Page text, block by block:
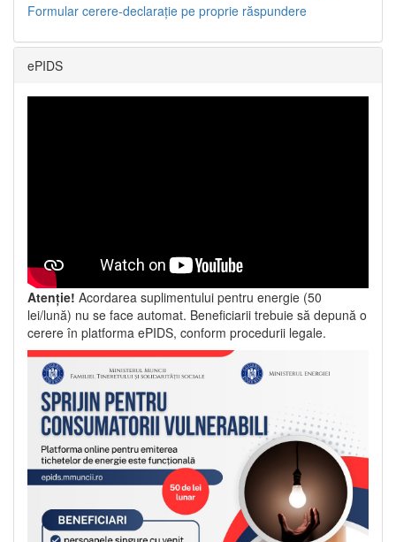
Formular cerere-declarație pe proprie răspundere
ePIDS
Atenție! Acordarea suplimentului pentru energie (50
lei/lună) nu se face automat. Beneficiarii trebuie să depună o
cerere în platforma ePIDS, conform procedurii legale.